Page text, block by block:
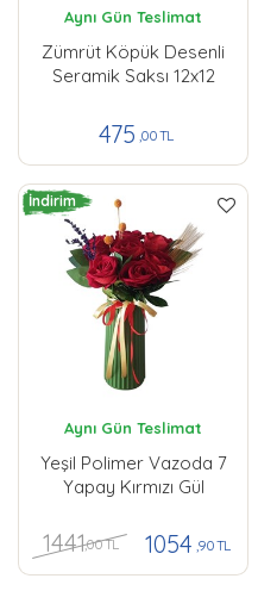
Aynı Gün Teslimat
Zümrüt Köpük Desenli
Seramik Saksı 12x12
475 ,00 TL
İndirim
Aynı Gün Teslimat
Yeşil Polimer Vazoda 7
Yapay Kırmızı Gül
1441,00 TL 1054 ,90 TL